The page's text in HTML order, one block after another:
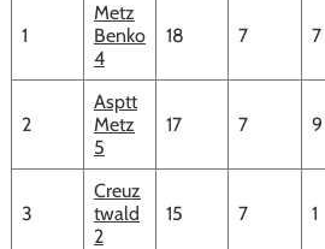
1
Metz
Benko
4
18 7 7
2
Asptt
Metz
5
17 7 9
3
Creuz
twald
2
15 7 1